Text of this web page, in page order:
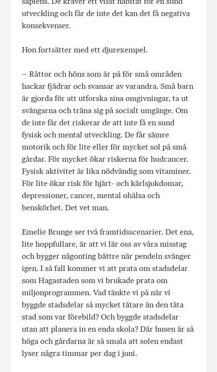
utveckling och får de inte det kan det få negativa
konsekvenser.
Hon fortsätter med ett djurexempel.
– Råttor och höns som är på för små områden
hackar fjädrar och svansar av varandra. Små barn
är gjorda för att utforska sina omgivningar, ta ut
svängarna och träna sig på socialt umgänge. Om
de inte får det riskerar de att inte få en sund
fysisk och mental utveckling. De får sämre
motorik och för lite eller för mycket sol på små
gårdar. För mycket ökar riskerna för hudcancer.
Fysisk aktivitet är lika nödvändig som vitaminer.
För lite ökar risk för hjärt- och kärlsjukdomar,
depressioner, cancer, mental ohälsa och
benskörhet. Det vet man.
Emelie Brunge ser två framtidsscenarier. Det ena,
lite hoppfullare, är att vi lär oss av våra misstag
och bygger någonting bättre när pendeln svänger
igen. I så fall kommer vi att prata om stadsdelar
som Hagastaden som vi brukade prata om
miljonprogrammen. Vad tänkte vi på när vi
byggde stadsdelar så mycket tätare än den täta
stad som var förebild? Och byggde stadsdelar
utan att planera in en enda skola? Där husen är så
höga och gårdarna är så smala att solen endast
lyser några timmar per dag i juni.